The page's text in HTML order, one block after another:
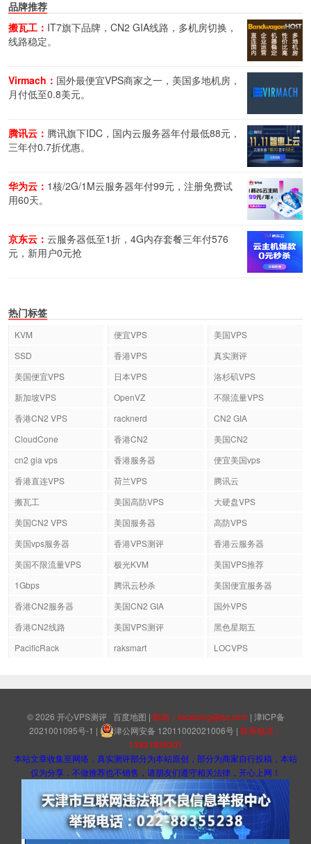
品牌推荐
搬瓦工： IT7旗下品牌，CN2 GIA线路，多机房切换，
线路稳定。
Virmach： 国外最便宜VPS商家之一，美国多地机房，
月付低至0.8美元。
腾讯云： 腾讯旗下IDC，国内云服务器年付最低88元，
三年付0.7折优惠。
华为云： 1核/2G/1M云服务器年付99元，注册免费试
用60天。
京东云： 云服务器低至1折，4G内存套餐三年付576
元，新用户0元抢
热门标签
KVM 便宜VPS
美国VPS
SSD
香港VPS
真实测评
美国便宜VPS
日本VPS
洛杉矶VPS
新加坡VPS
OpenVZ
不限流量VPS
香港CN2 VPS
racknerd
CN2 GIA
CloudCone
香港CN2
美国CN2
cn2 gia vps
香港服务器
便宜美国vps
香港直连VPS
荷兰VPS
腾讯云
搬瓦工
美国高防VPS
大硬盘VPS
美国CN2 VPS
美国服务器
高防VPS
美国vps服务器
香港VPS测评
香港云服务器
美国不限流量VPS
极光KVM
美国VPS推荐
1Gbps
腾讯云秒杀
美国便宜服务器
香港CN2服务器
美国CN2 GIA
国外VPS
香港CN2线路
美国VPS测评
黑色星期五
PacificRack
raksmart LOCVPS
© 2026 开心VPS测评 百度地图 | 邮箱：kxceping@qq.com | 津ICP备
2021001095号-1 | 津公网安备 12011002021006号 | 联系电话：
13821836301
本站文章收集至网络，真实测评部分为本站原创，部分为商家自行投稿，本站
仅为分享，不做推荐也不销售，请朋友们遵守相关法律，开心上网！